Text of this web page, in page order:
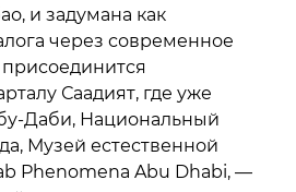
и задумана как
через современное
Саадият, где уже
Даби, Национальный
Музей естественной
Phenomena Abu Dhabi, —